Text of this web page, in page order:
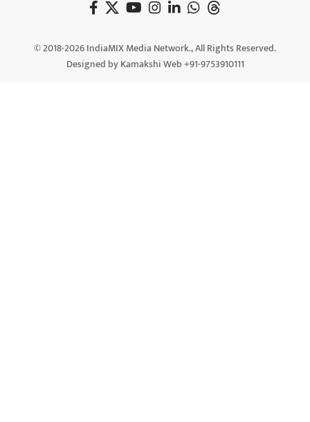
© 2018-2026 IndiaMIX Media Network., All Rights Reserved.
Designed by Kamakshi Web +91-9753910111